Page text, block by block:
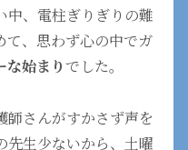
中、電柱ぎりぎりの難
て、思わず心の中でガ
な始まり でした。
師さんがすかさず声を
先生少ないから、土曜